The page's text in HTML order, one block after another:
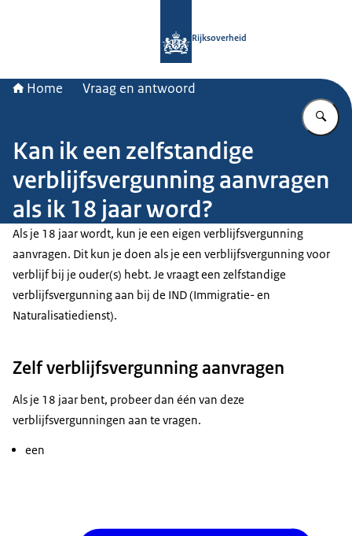
Rijksoverheid
Home Vraag en antwoord
Kan ik een zelfstandige
verblijfsvergunning aanvragen
als ik 18 jaar word?
Als je 18 jaar wordt, kun je een eigen verblijfsvergunning
aanvragen. Dit kun je doen als je een verblijfsvergunning voor
verblijf bij je ouder(s) hebt. Je vraagt een zelfstandige
verblijfsvergunning aan bij de IND (Immigratie- en
Naturalisatiedienst).
Zelf verblijfsvergunning aanvragen
Als je 18 jaar bent, probeer dan één van deze
verblijfsvergunningen aan te vragen.
een